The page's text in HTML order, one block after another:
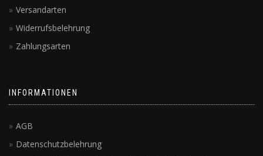
Versandarten
Widerrufsbelehrung
Zahlungsarten
INFORMATIONEN
AGB
Datenschutzbelehrung